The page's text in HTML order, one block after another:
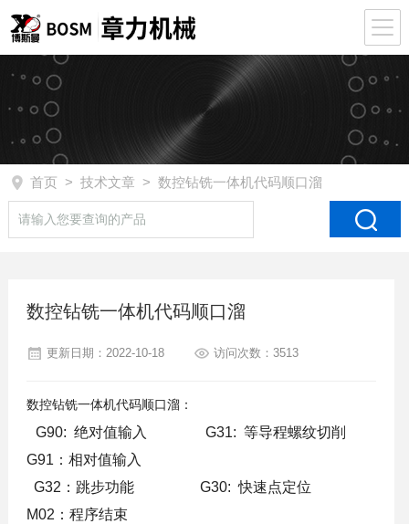
首页 > 技术文章 > 数控钻铣一体机代码顺口溜
数控钻铣一体机代码顺口溜
更新日期：2022-10-18 访问次数：3513
数控钻铣一体机代码顺口溜：
G90: 绝对值输入 G31: 等导程螺纹切削
G91：相对值输入
G32：跳步功能 G30: 快速点定位
M02：程序结束